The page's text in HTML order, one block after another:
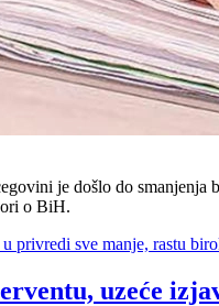
je došlo do smanjenja
o BiH.
privredi sve manje, rastu
uzeće